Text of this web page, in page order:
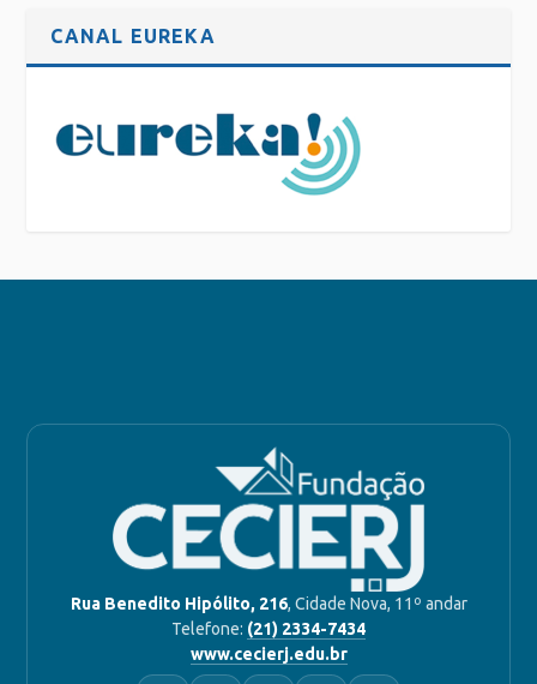
CANAL EUREKA
Rua Benedito Hipólito, 216, Cidade Nova, 11º andar
Telefone: (21) 2334-7434
www.cecierj.edu.br